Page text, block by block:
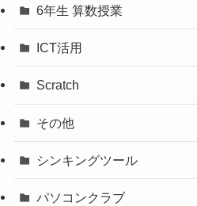
6年生 算数授業
ICT活用
Scratch
その他
シンキングツール
パソコンクラブ